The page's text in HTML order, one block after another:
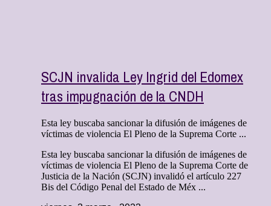
SCJN invalida Ley Ingrid del Edomex
tras impugnación de la CNDH
Esta ley buscaba sancionar la difusión de imágenes de
víctimas de violencia El Pleno de la Suprema Corte ...
Esta ley buscaba sancionar la difusión de imágenes de
víctimas de violencia El Pleno de la Suprema Corte de
Justicia de la Nación (SCJN) invalidó el artículo 227
Bis del Código Penal del Estado de Méx ...